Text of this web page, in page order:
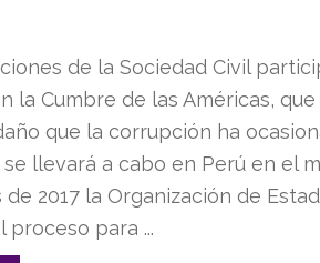
de la Sociedad Civil
la Cumbre de las Américas,
que la corrupción ha
se llevará a cabo en Perú en el
de 2017 la Organización de
proceso para ...